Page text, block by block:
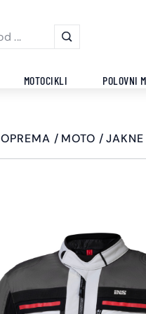
MOTOCIKLI POLOVNI
OPREMA MOTO JAKNE